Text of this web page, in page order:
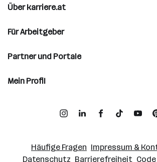
Über karriere.at
Für Arbeitgeber
Partner und Portale
Mein Profil
Häufige Fragen Impressum &
Datenschutz Barrierefreiheit